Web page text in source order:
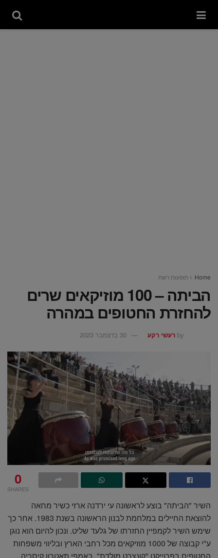
Home תופעות רשת
הביתה – 100 מוזיקאים שרים
להחזרת החטופים במהרה
by רעשי רקע 30 בדצמבר 2023
0
SHARES
השיר "הביתה" בוצע לראשונה עי ירדנה ארזי כשיר מחאה
להוצאת החיילים במלחמת לבנון הראשונה בשנת 1983. אחר כך
שימש השיר לקמפיין החזרתו של גלעד שליט. ונכון להיום הוא נוגן
ע"י קבוצה של 1000 מוזיקאים מכל רחבי הארץ ובליווי משפחות